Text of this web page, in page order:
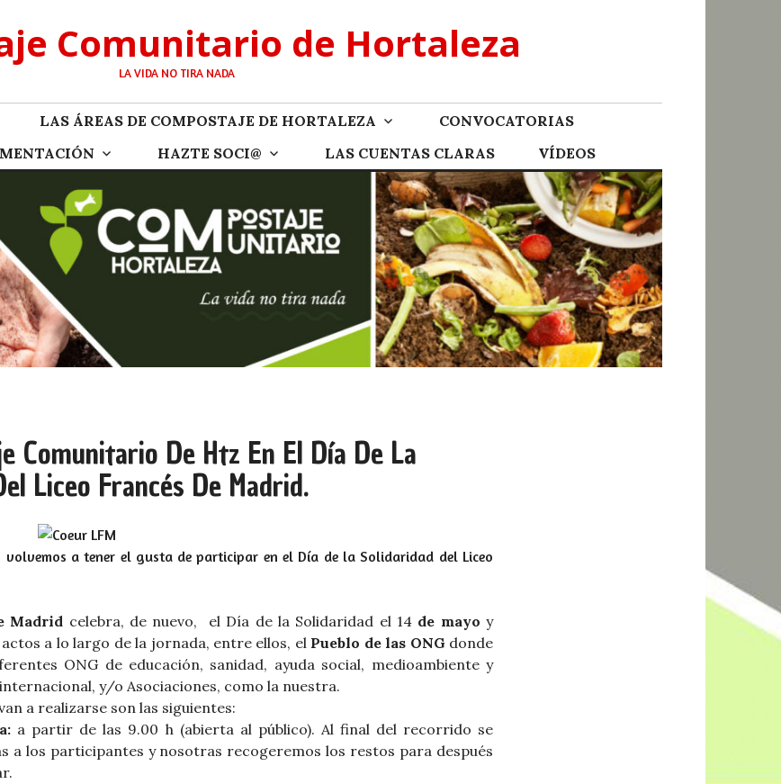
Comunitario de Hortaleza
LA VIDA NO TIRA NADA
LAS ÁREAS DE COMPOSTAJE DE HORTALEZA
CONVOCATORIAS
HAZTE SOCI@ LAS CUENTAS CLARAS VÍDEOS
Comunitario De Htz En El Día De La
Liceo Francés De Madrid.
volvemos a tener el gusta de participar en el Día de la Solidaridad del Liceo
Madrid celebra, de nuevo, el Día de la Solidaridad el 14 de mayo y
a lo largo de la jornada, entre ellos, el Pueblo de las ONG donde
ONG de educación, sanidad, ayuda social, medioambiente y
y/o Asociaciones, como la nuestra.
a realizarse son las siguientes:
a partir de las 9.00 h (abierta al público). Al final del recorrido se
a los participantes y nosotras recogeremos los restos para después